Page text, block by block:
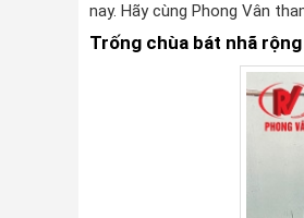
nay. Hãy cùng Phong Vân
Trống chùa bát nhã